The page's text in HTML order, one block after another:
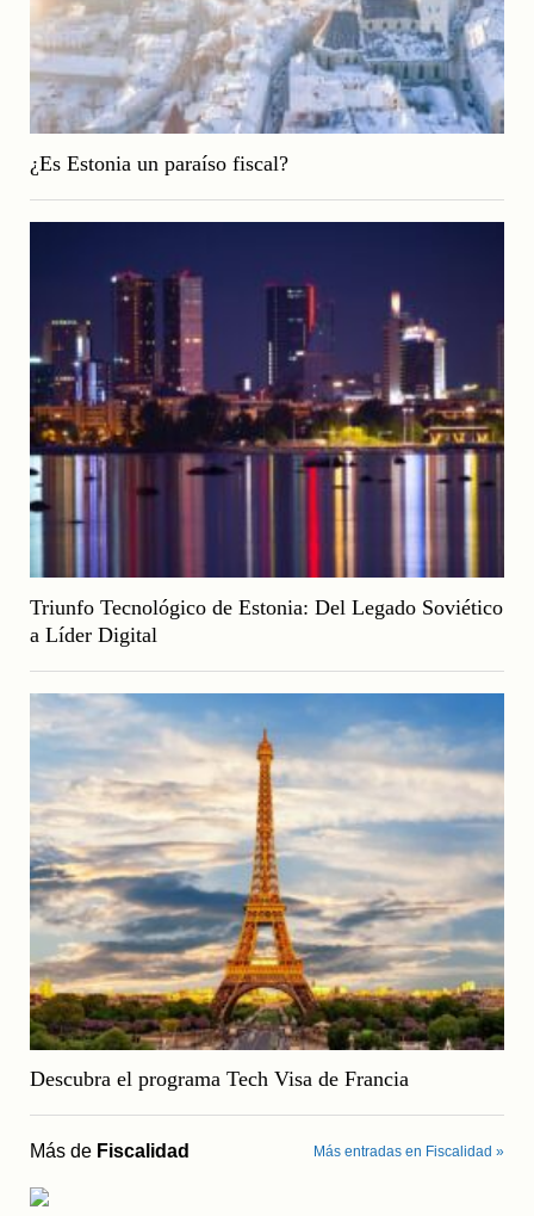
¿Es Estonia un paraíso fiscal?
Triunfo Tecnológico de Estonia: Del Legado Soviético
a Líder Digital
Descubra el programa Tech Visa de Francia
Más de Fiscalidad Más entradas en Fiscalidad »